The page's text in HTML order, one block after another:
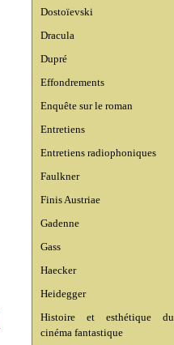
Dostoïevski
Dracula
Dupré
Effondrements
Enquête sur le roman
Entretiens
Entretiens radiophoniques
Faulkner
Finis Austriae
Gadenne
Gass
Haecker
Heidegger
Histoire et esthétique du
cinéma fantastique